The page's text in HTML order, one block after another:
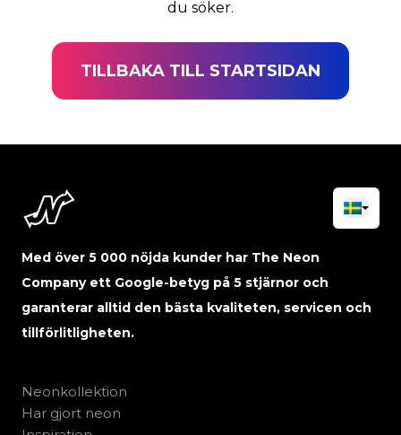
du söker.
TILLBAKA TILL STARTSIDAN
Med över 5 000 nöjda kunder har The Neon
Company ett Google-betyg på 5 stjärnor och
garanterar alltid den bästa kvaliteten, servicen och
tillförlitligheten.
Neonkollektion
Har gjort neon